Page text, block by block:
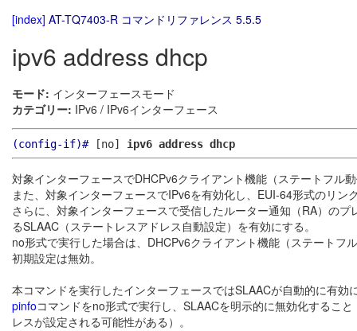
[index] AT-TQ7403-R コマンドリファレンス 5.5.5
ipv6 address dhcp
モード: インターフェースモード
カテゴリー: IPv6 / IPv6インターフェース
(config-if)#[no] ipv6 address dhcp
対象インターフェースでDHCPv6クライアント機能（ステートフル
また、対象インターフェースでIPv6を有効化し、EUI-64形式のリン
さらに、対象インターフェースで受信したルーター通知（RA）の
るSLAAC（ステートレスアドレス自動設定）を有効にする。
no形式で実行した場合は、DHCPv6クライアント機能（ステートフ
初期設定は無効。
本コマンドを実行したインターフェースではSLAACが自動的に有
pinfoコマンドをno形式で実行し、SLAACを明示的に無効化するこ
レスが設定される可能性がある）。